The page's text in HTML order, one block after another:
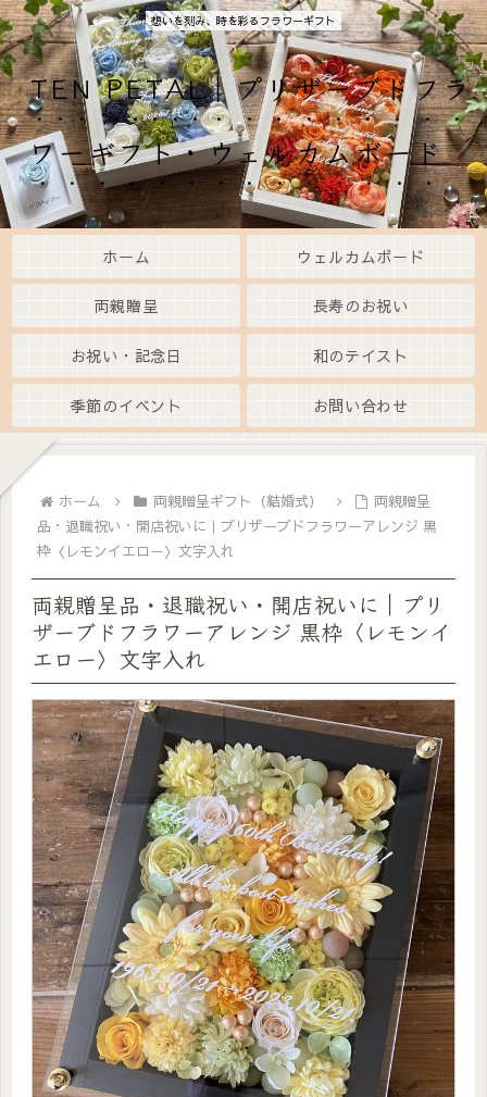
想いを刻み、時を彩るフラワーギフト
TEN PETAL｜プリザーブドフラ
ワーギフト・ウェルカムボード
ホーム ウェルカムボード
両親贈呈 長寿のお祝い
お祝い・記念日 和のテイスト
季節のイベント お問い合わせ
ホーム 両親贈呈ギフト（結婚式）
両親贈呈
品・退職祝い・開店祝いに｜プリザーブドフラワーアレンジ 黒
枠〈レモンイエロー〉文字入れ
両親贈呈品・退職祝い・開店祝いに｜プリ
ザーブドフラワーアレンジ 黒枠〈レモンイ
エロー〉文字入れ